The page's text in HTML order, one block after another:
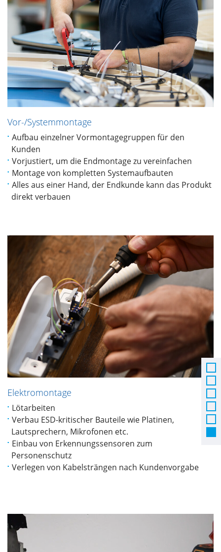
Vor-/Systemmontage
Aufbau einzelner Vormontagegruppen für den
Kunden
Vorjustiert, um die Endmontage zu vereinfachen
Montage von kompletten Systemaufbauten
Alles aus einer Hand, der Endkunde kann das Produkt
direkt verbauen
Elektromontage
Lötarbeiten
Verbau ESD-kritischer Bauteile wie Platinen,
Lautsprechern, Mikrofonen etc.
Einbau von Erkennungssensoren zum
Personenschutz
Verlegen von Kabelsträngen nach Kundenvorgabe